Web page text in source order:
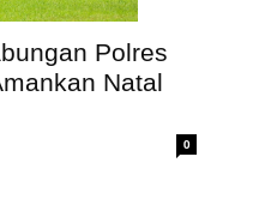
Polres
Natal
0